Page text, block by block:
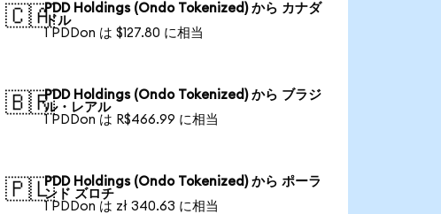
🇨🇦PDD Holdings (Ondo Tokenized) から カナダ
ドル
1 PDDon は $127.80 に相当
🇧🇷PDD Holdings (Ondo Tokenized) から ブラジ
ル・レアル
1 PDDon は R$466.99 に相当
🇵🇱PDD Holdings (Ondo Tokenized) から ポーラ
ンド ズロチ
1 PDDon は zł 340.63 に相当